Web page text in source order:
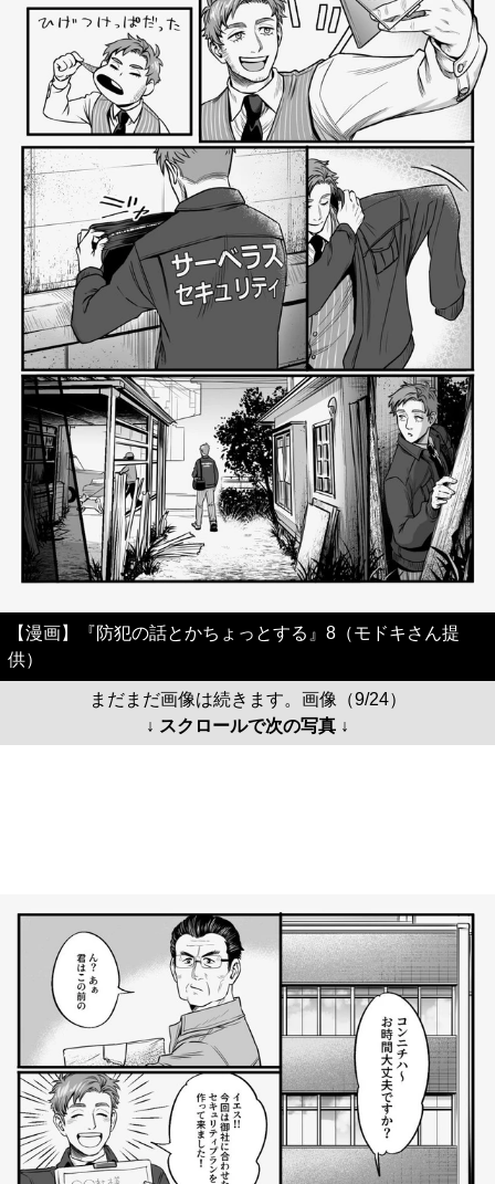
【漫画】『防犯の話とかちょっとする』8（モドキさん提
供）
まだまだ画像は続きます。画像（9/24）
↓ スクロールで次の写真 ↓